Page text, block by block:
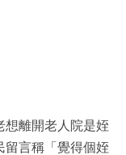
想離開老人院是姪
留言稱「覺得個姪